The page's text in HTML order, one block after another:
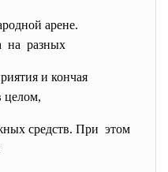
арене.
на разных
и кончая
целом,
средств. При этом